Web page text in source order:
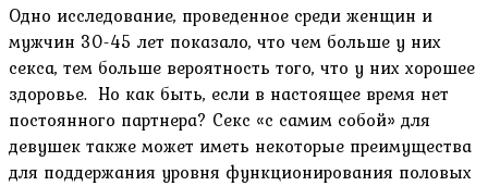
Одно исследование, проведенное среди женщин и
мужчин 30-45 лет показало, что чем больше у них
секса, тем больше вероятность того, что у них хорошее
здоровье. Но как быть, если в настоящее время нет
постоянного партнера? Секс «с самим собой» для
девушек также может иметь некоторые преимущества
для поддержания уровня функционирования половых